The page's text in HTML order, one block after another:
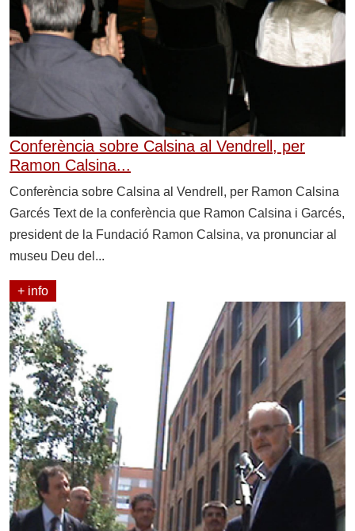
Conferència sobre Calsina al Vendrell, per
Ramon Calsina...
Conferència sobre Calsina al Vendrell, per Ramon Calsina
Garcés Text de la conferència que Ramon Calsina i Garcés,
president de la Fundació Ramon Calsina, va pronunciar al
museu Deu del...
+ info